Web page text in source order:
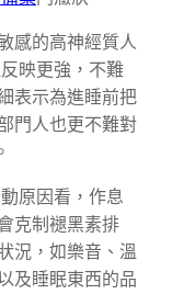
感的高神經質人
映更強，不難
表示為進睡前把
門人也更不難對
原因看，作息
克制褪黑素排
況，如樂音、溫
及睡眠東西的品